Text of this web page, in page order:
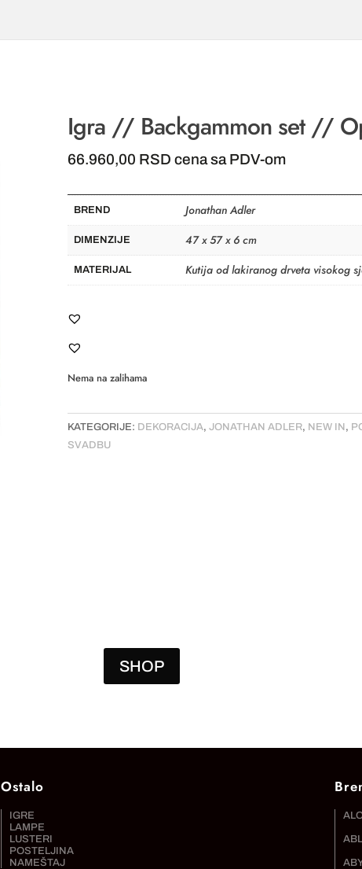
Igra // Backgammon set //
66.960,00 RSD cena sa PDV-om
BREND Jonathan Adler
DIMENZIJE 47 x 57 x 6 cm
MATERIJAL Kutija od lakiranog drveta visokog
Nema na zalihama
KATEGORIJE: DEKORACIJA, JONATHAN ADLER, NEW IN ,
SVADBU
SHOP
Ostalo
IGRE
LAMPE
LUSTERI
POSTELJINA
NAMEŠTAJ